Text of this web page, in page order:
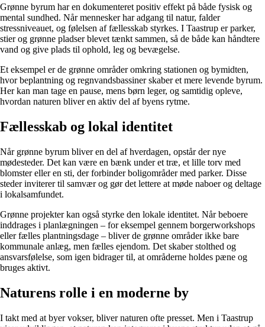
Grønne byrum har en dokumenteret positiv effekt på både fysisk og
mental sundhed. Når mennesker har adgang til natur, falder
stressniveauet, og følelsen af fællesskab styrkes. I Taastrup er parker,
stier og grønne pladser blevet tænkt sammen, så de både kan håndtere
vand og give plads til ophold, leg og bevægelse.
Et eksempel er de grønne områder omkring stationen og bymidten,
hvor beplantning og regnvandsbassiner skaber et mere levende byrum.
Her kan man tage en pause, mens børn leger, og samtidig opleve,
hvordan naturen bliver en aktiv del af byens rytme.
Fællesskab og lokal identitet
Når grønne byrum bliver en del af hverdagen, opstår der nye
mødesteder. Det kan være en bænk under et træ, et lille torv med
blomster eller en sti, der forbinder boligområder med parker. Disse
steder inviterer til samvær og gør det lettere at møde naboer og deltage
i lokalsamfundet.
Grønne projekter kan også styrke den lokale identitet. Når beboere
inddrages i planlægningen – for eksempel gennem borgerworkshops
eller fælles plantningsdage – bliver de grønne områder ikke bare
kommunale anlæg, men fælles ejendom. Det skaber stolthed og
ansvarsfølelse, som igen bidrager til, at områderne holdes pæne og
bruges aktivt.
Naturens rolle i en moderne by
I takt med at byer vokser, bliver naturen ofte presset. Men i Taastrup